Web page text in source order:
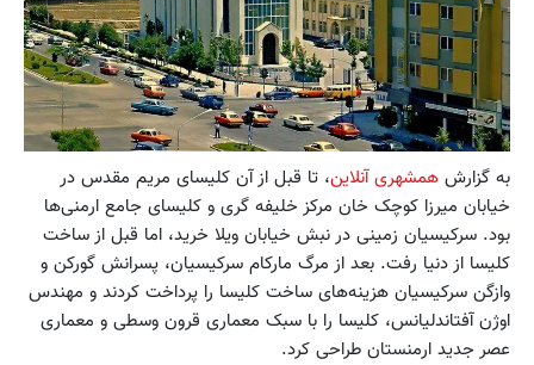
به گزارش همشهری آنلاین، تا قبل از آن کلیسای مریم مقدس در
خیابان میرزا کوچک خان مرکز خلیفه گری و کلیسای جامع ارمنی‌ها
بود. سرکیسیان زمینی در نبش خیابان ویلا خرید، اما قبل از ساخت
کلیسا از دنیا رفت. بعد از مرگ مارکام سرکیسیان، پسرانش گورکن و
وازگن سرکیسیان هزینه‌های ساخت کلیسا را پرداخت کردند و مهندس
اوژن آفتاندلیانس، کلیسا را با سبک معماری قرون وسطی و معماری
عصر جدید ارمنستان طراحی کرد.